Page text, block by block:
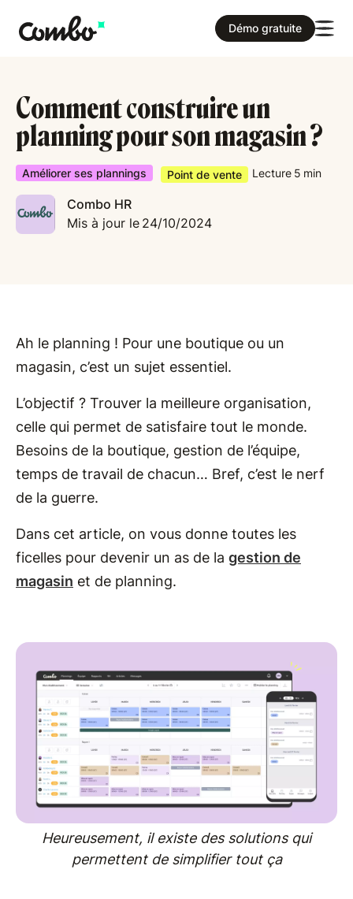
Démo gratuite
Comment construire un
planning pour son magasin ?
Améliorer ses plannings Point de vente Lecture 5 min
Combo HR
Mis à jour le 24/10/2024
Ah le planning ! Pour une boutique ou un
magasin, c’est un sujet essentiel.
L’objectif ? Trouver la meilleure organisation,
celle qui permet de satisfaire tout le monde.
Besoins de la boutique, gestion de l’équipe,
temps de travail de chacun… Bref, c’est le nerf
de la guerre.
Dans cet article, on vous donne toutes les
ficelles pour devenir un as de la gestion de
magasin et de planning.
Heureusement, il existe des solutions qui
permettent de simplifier tout ça